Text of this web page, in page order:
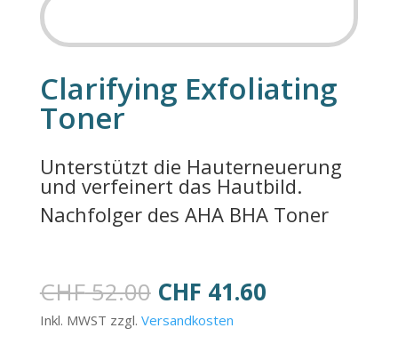
Clarifying Exfoliating
Toner
Unterstützt die Hauterneuerung
und verfeinert das Hautbild.
Nachfolger des AHA BHA Toner
CHF52.00 Ursprünglicher
Preis
CHF 41.60Aktueller
Inkl. MWST zzgl. Versandkosten